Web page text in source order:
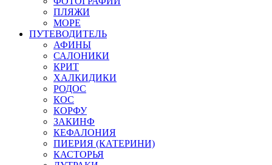
ПЛЯЖИ
МОРЕ
ПУТЕВОДИТЕЛЬ
АФИНЫ
САЛОНИКИ
КРИТ
ХАЛКИДИКИ
РОДОС
КОС
КОРФУ
ЗАКИНФ
КЕФАЛОНИЯ
ПИЕРИЯ (КАТЕРИНИ)
КАСТОРЬЯ